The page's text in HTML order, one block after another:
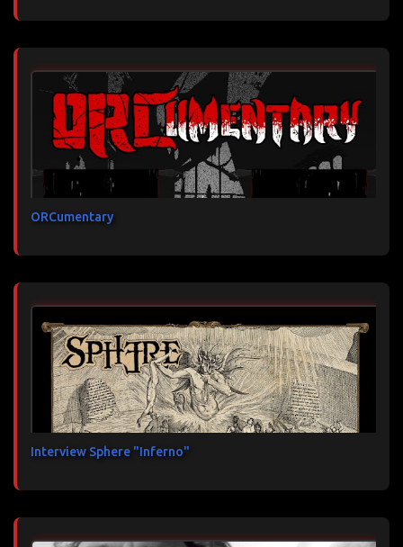
ORCumentary
Interview Sphere "Inferno"